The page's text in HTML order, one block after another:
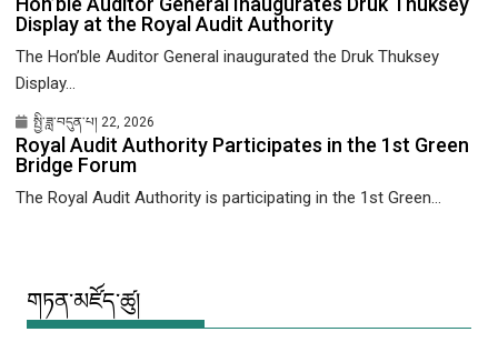
Display at the Royal Audit Authority
The Hon’ble Auditor General inaugurated the Druk Thuksey
Display...
སྤྱི་ཟླ་བདུན་པ། 22, 2026
Royal Audit Authority Participates in the 1st Green
Bridge Forum
The Royal Audit Authority is participating in the 1st Green...
གཏན་མཛོད་ཚུ།